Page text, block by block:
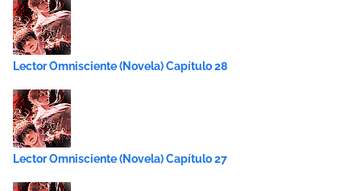
Lector Omnisciente (Novela) Capítulo 28
Lector Omnisciente (Novela) Capítulo 27